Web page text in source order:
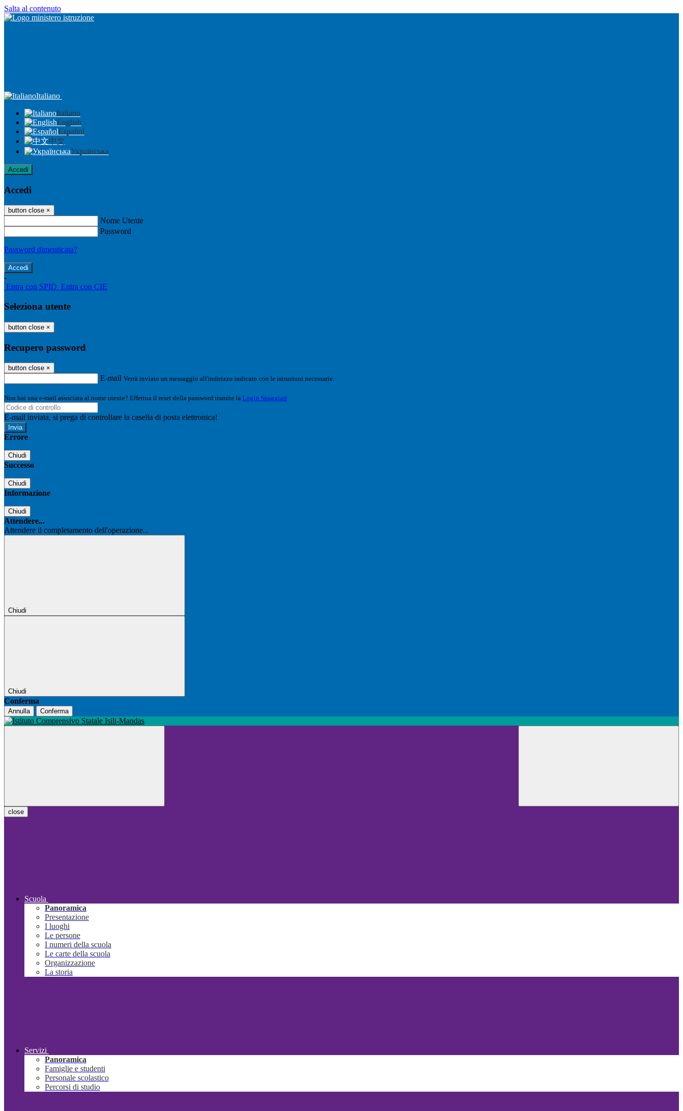
Salta al contenuto
Italiano
Italiano
English
Español
中文
Українська
Accedi
Accedi
button close ×
Nome Utente
Password
Password dimenticata?
-
Entra con SPID Entra con CIE
Seleziona utente
button close ×
Recupero password
button close ×
E-mail Verrà inviato un messaggio all'indirizzo indicato con le istruzioni necessarie.
Non hai una e-mail associata al nome utente? Effettua il reset della password tramite la Login Spaggiari
E-mail inviata, si prega di controllare la casella di posta elettronica!
Errore
Chiudi
Successo
Chiudi
Informazione
Chiudi
Attendere...
Attendere il completamento dell'operazione...
Chiudi
Chiudi
Conferma
Annulla Conferma
close
Scuola
Panoramica
Presentazione
I luoghi
Le persone
I numeri della scuola
Le carte della scuola
Organizzazione
La storia
Servizi
Panoramica
Famiglie e studenti
Personale scolastico
Percorsi di studio